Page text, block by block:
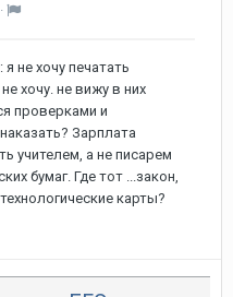
·
не хочу печатать
хочу. не вижу в них
проверками и
Зарплата
учителем, а не писарем
бумаг. Где тот ...закон,
карты?